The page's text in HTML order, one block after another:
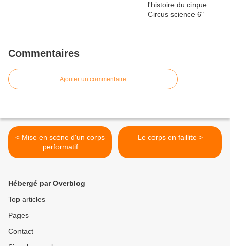
Commentaires
Ajouter un commentaire
< Mise en scène d'un corps
performatif
Le corps en faillite >
Hébergé par Overblog
Top articles
Pages
Contact